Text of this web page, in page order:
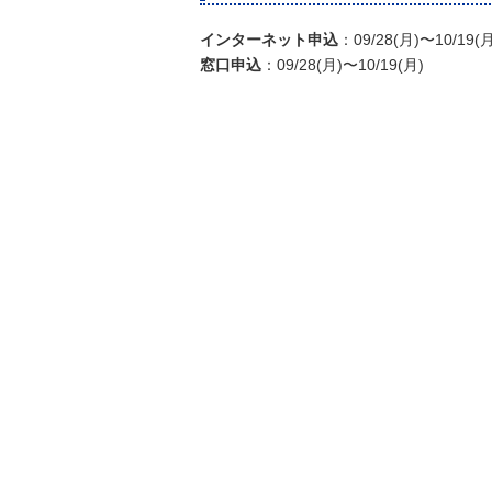
インターネット申込 ：09/28(月)〜10/19(
窓口申込 ：09/28(月)〜10/19(月)